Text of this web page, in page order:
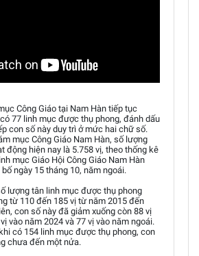
Công Giáo tại Nam Hàn tiếp tục
77 linh mục được thụ phong, đánh dấu
con số này duy trì ở mức hai chữ số.
mục Công Giáo Nam Hàn, số lượng
động hiện nay là 5.758 vị, theo thống kê
mục Giáo Hội Công Giáo Nam Hàn
ngày 15 tháng 10, năm ngoái.
lượng tân linh mục được thụ phong
từ 110 đến 185 vị từ năm 2015 đến
con số này đã giảm xuống còn 88 vị
vào năm 2024 và 77 vị vào năm ngoái.
có 154 linh mục được thụ phong, con
chưa đến một nửa.